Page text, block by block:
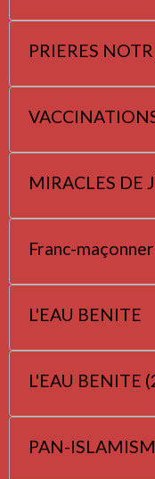
PRIERES
MIRACLES DE
Franc-
L'EAU BENITE
L'EAU BENITE
PAN-